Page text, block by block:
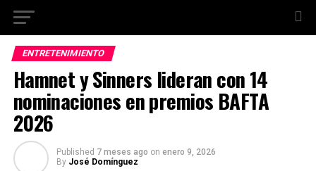
ENTRETENIMIENTO
Hamnet y Sinners lideran con 14
nominaciones en premios BAFTA
2026
Published 7 meses ago on enero 9, 2026
By José Domínguez